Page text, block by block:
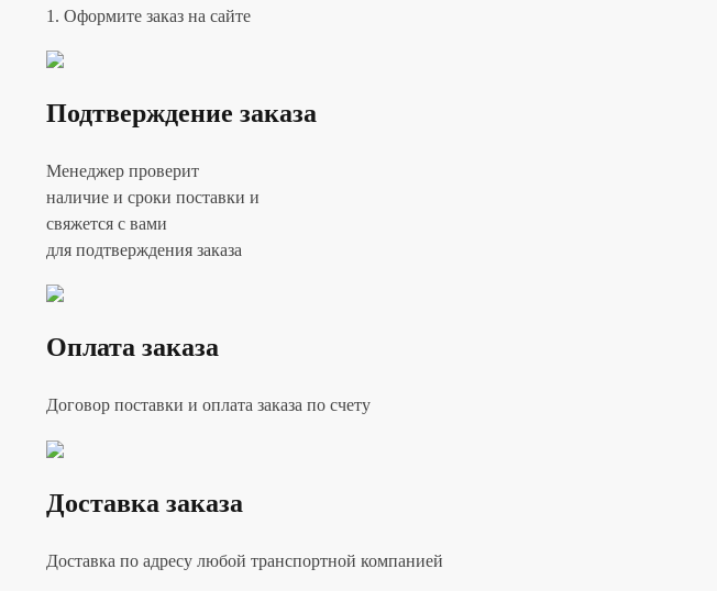
1. Оформите заказ на сайте
Подтверждение заказа
Менеджер проверит
наличие и сроки поставки и
свяжется с вами
для подтверждения заказа
Оплата заказа
Договор поставки и оплата заказа по счету
Доставка заказа
Доставка по адресу любой транспортной компанией